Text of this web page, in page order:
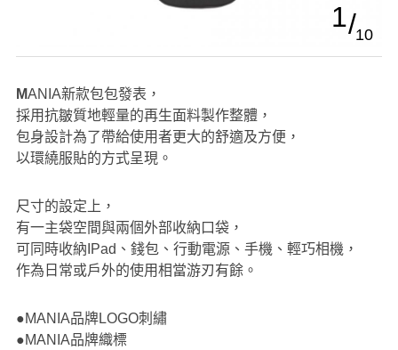
1
10
MANIA新款包包發表，
採用抗皺質地輕量的再生面料製作整體，
包身設計為了帶給使用者更大的舒適及方便，
以環繞服貼的方式呈現。
尺寸的設定上，
有一主袋空間與兩個外部收納口袋，
可同時收納IPad、錢包、行動電源、手機、輕巧相機，
作為日常或戶外的使用相當游刃有餘。
●MANIA品牌LOGO刺繡
●MANIA品牌織標